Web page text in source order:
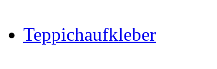
Teppichaufkleber